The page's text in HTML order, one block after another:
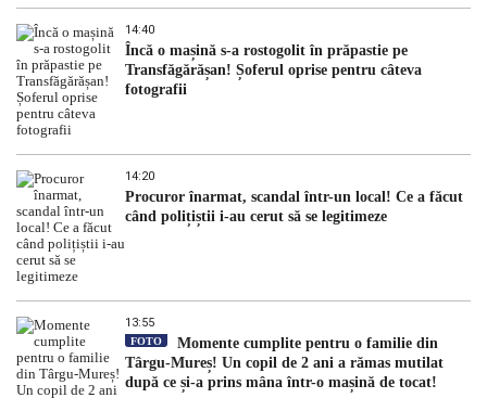
14:40
Încă o mașină s-a rostogolit în prăpastie pe
Transfăgărășan! Șoferul oprise pentru câteva
fotografii
14:20
Procuror înarmat, scandal într-un local! Ce a făcut
când polițiștii i-au cerut să se legitimeze
13:55
FOTO
Momente cumplite pentru o familie din
Târgu-Mureș! Un copil de 2 ani a rămas mutilat
după ce și-a prins mâna într-o mașină de tocat!